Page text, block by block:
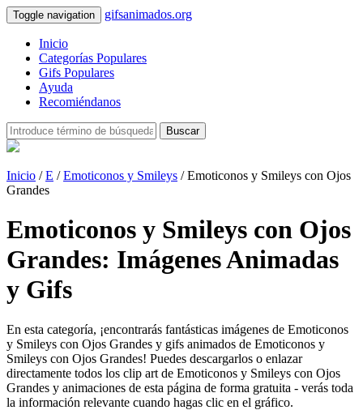
Toggle navigation gifsanimados.org
Inicio
Categorías Populares
Gifs Populares
Ayuda
Recomiéndanos
Buscar
Inicio /E /Emoticonos y Smileys / Emoticonos y Smileys con Ojos
Grandes
Emoticonos y Smileys con Ojos
Grandes: Imágenes Animadas
y Gifs
En esta categoría, ¡encontrarás fantásticas imágenes de Emoticonos
y Smileys con Ojos Grandes y gifs animados de Emoticonos y
Smileys con Ojos Grandes! Puedes descargarlos o enlazar
directamente todos los clip art de Emoticonos y Smileys con Ojos
Grandes y animaciones de esta página de forma gratuita - verás toda
la información relevante cuando hagas clic en el gráfico.